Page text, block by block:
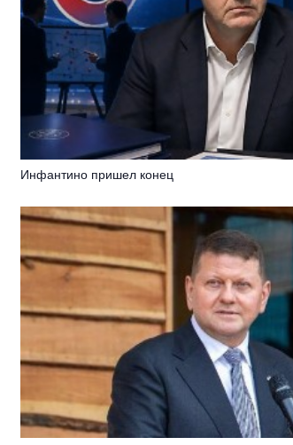
Инфантино пришел конец